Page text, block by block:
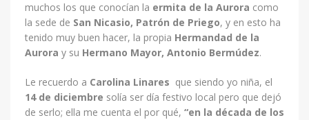
muchos los que conocían la ermita de la Aurora como
la sede de San Nicasio, Patrón de Priego, y en esto ha
tenido muy buen hacer, la propia Hermandad de la
Aurora y su Hermano Mayor, Antonio Bermúdez.
Le recuerdo a Carolina Linares que siendo yo niña, el
14 de diciembre solía ser día festivo local pero que dejó
de serlo; ella me cuenta el por qué, “en la década de los